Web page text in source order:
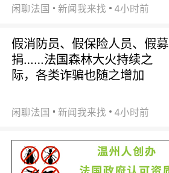
闲聊法国 新闻我来找 4小时前
假消防员、假保险人员、假募
捐……法国森林大火持续之
际，各类诈骗也随之增加
闲聊法国 新闻我来找 4小时前